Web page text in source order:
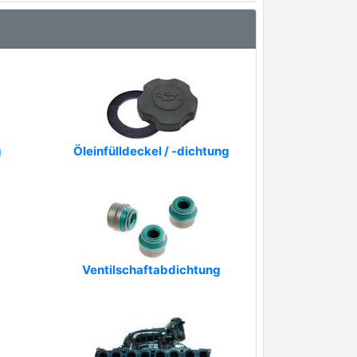
Öleinfülldeckel / -dichtung
Ventilschaftabdichtung